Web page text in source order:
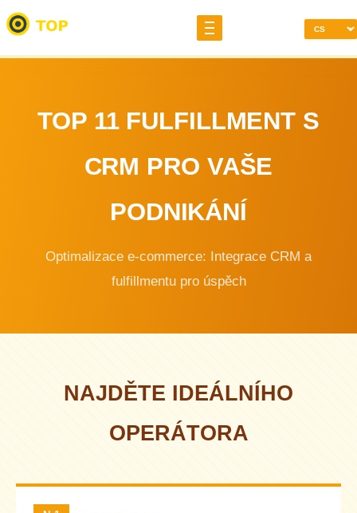
TOP 11 FULFILLMENT S
CRM PRO VAŠE
PODNIKÁNÍ
Optimalizace e-commerce: Integrace CRM a
fulfillmentu pro úspěch
NAJDĚTE IDEÁLNÍHO
OPERÁTORA